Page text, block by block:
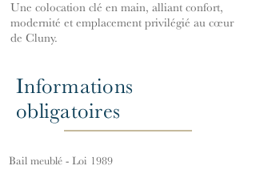
Une colocation clé en main, alliant confort,
modernité et emplacement privilégié au cœur
de Cluny.
Informations
obligatoires
Bail meublé - Loi 1989